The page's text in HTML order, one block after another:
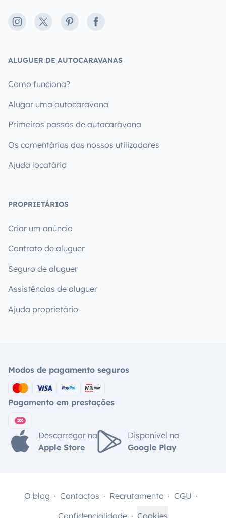
Instagram
X PinterestFacebook
ALUGUER DE AUTOCARAVANAS
Como funciona?
Alugar uma autocaravana
Primeiros passos de autocaravana
Os comentários dos nossos utilizadores
Ajuda locatário
PROPRIETÁRIOS
Criar um anúncio
Contrato de aluguer
Seguro de aluguer
Assistências de aluguer
Ajuda proprietário
Modos de pagamento seguros
Pagamento em prestações
Descarregar na
Apple Store
Disponível na
Google Play
O blog Contactos Recrutamento
CGU